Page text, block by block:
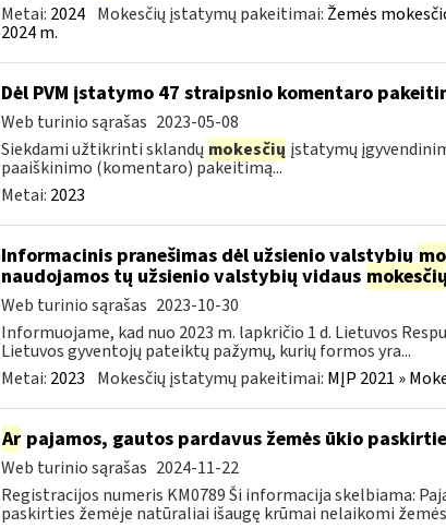
Metai: 2024 Mokesčių įstatymų pakeitimai: Žemės
2024 m.
Dėl PVM įstatymo 47 straipsnio komentaro
Web turinio sąrašas 2023-05-08
Siekdami užtikrinti sklandų mokesčių įstatymų
paaiškinimo (komentaro) pakeitimą...
Metai: 2023
Informacinis pranešimas dėl užsienio valstybių
naudojamos tų užsienio valstybių vidaus mokesčių
Web turinio sąrašas 2023-10-30
Informuojame, kad nuo 2023 m. lapkričio 1 d. Lietuvos
Lietuvos gyventojų pateiktų pažymų, kurių formos yra...
Metai: 2023 Mokesčių įstatymų pakeitimai: MĮP 2021 »
Arpajamos, gautos pardavus žemės ūkio
Web turinio sąrašas 2024-11-22
Registracijos numeris KM0789 Ši informacija skelbiama:
paskirties žemėje natūraliai išaugę krūmai nelaikomi